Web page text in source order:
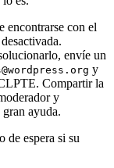
encontrarse con el
envíe un
y
Compartir la
y
ayuda.
de espera si su